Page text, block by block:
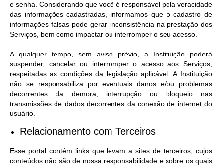
e senha. Considerando que você é responsável pela veracidade
das informações cadastradas, informamos que o cadastro de
informações falsas pode gerar inconsistência na prestação dos
Serviços, bem como impactar ou interromper o seu acesso.
A qualquer tempo, sem aviso prévio, a Instituição poderá
suspender, cancelar ou interromper o acesso aos Serviços,
respeitadas as condições da legislação aplicável. A Instituição
não se responsabiliza por eventuais danos e/ou problemas
decorrentes da demora, interrupção ou bloqueio nas
transmissões de dados decorrentes da conexão de internet do
usuário.
Relacionamento com Terceiros
Esse portal contém links que levam a sites de terceiros, cujos
conteúdos não são de nossa responsabilidade e sobre os quais